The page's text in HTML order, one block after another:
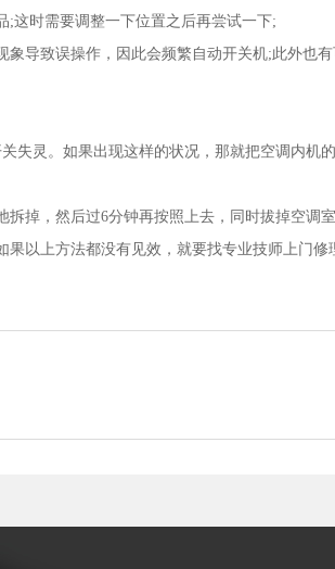
;这时需要调整一下位置之后再尝试一下;
导致误操作，因此会频繁自动开关机;此外也
失灵。如果出现这样的状况，那就把空调内机
掉，然后过6分钟再按照上去，同时拔掉空调
以上方法都没有见效，就要找专业技师上门修